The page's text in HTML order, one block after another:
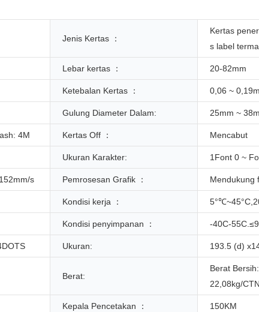
Jenis Kertas ：
Kertas
s label
Lebar kertas ： 20-82mm
Ketebalan Kertas ： 0,06 ~
Gulung Diameter Dalam: 25mm ~
4M Kertas Off ： Mencabut
Ukuran Karakter: 1Font 0 ~
s Pemrosesan Grafik ： Mendukung
Kondisi kerja ：
Kondisi penyimpanan ： -40C-
Ukuran: 193.5 (d)
Berat:
Berat
22,08kg/CTN
Kepala Pencetakan ： 150KM